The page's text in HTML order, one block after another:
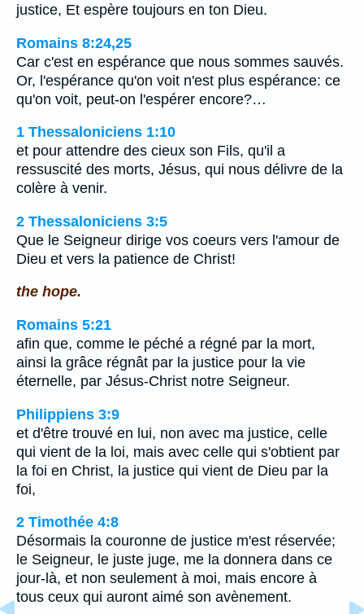
justice, Et espère toujours en ton Dieu.
Romains 8:24,25
Car c'est en espérance que nous sommes sauvés.
Or, l'espérance qu'on voit n'est plus espérance: ce
qu'on voit, peut-on l'espérer encore?…
1 Thessaloniciens 1:10
et pour attendre des cieux son Fils, qu'il a
ressuscité des morts, Jésus, qui nous délivre de la
colère à venir.
2 Thessaloniciens 3:5
Que le Seigneur dirige vos coeurs vers l'amour de
Dieu et vers la patience de Christ!
the hope.
Romains 5:21
afin que, comme le péché a régné par la mort,
ainsi la grâce régnât par la justice pour la vie
éternelle, par Jésus-Christ notre Seigneur.
Philippiens 3:9
et d'être trouvé en lui, non avec ma justice, celle
qui vient de la loi, mais avec celle qui s'obtient par
la foi en Christ, la justice qui vient de Dieu par la
foi,
2 Timothée 4:8
Désormais la couronne de justice m'est réservée;
le Seigneur, le juste juge, me la donnera dans ce
jour-là, et non seulement à moi, mais encore à
tous ceux qui auront aimé son avènement.